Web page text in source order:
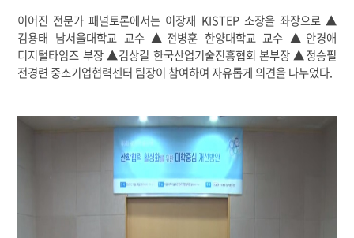
이어진 전문가 패널토론에서는 이장재 KISTEP 소장을 좌장으로 ▲
김용태 남서울대학교 교수 ▲전병훈 한양대학교 교수 ▲안경애
디지털타임즈 부장 ▲김상길 한국산업기술진흥협회 본부장 ▲정승필
전경련 중소기업협력센터 팀장이 참여하여 자유롭게 의견을 나누었다.